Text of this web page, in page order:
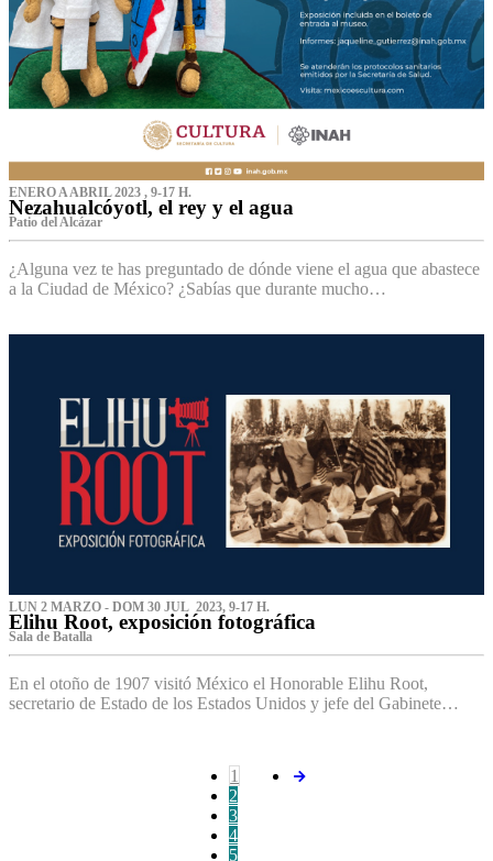
ENERO A ABRIL 2023 , 9-17 H.
Nezahualcóyotl, el rey y el agua
Patio del Alcázar
¿Alguna vez te has preguntado de dónde viene el agua que abastece
a la Ciudad de México? ¿Sabías que durante mucho…
LUN 2 MARZO - DOM 30 JUL 2023, 9-17 H.
Elihu Root, exposición fotográfica
Sala de Batalla
En el otoño de 1907 visitó México el Honorable Elihu Root,
secretario de Estado de los Estados Unidos y jefe del Gabinete…
1
2
3
4
5